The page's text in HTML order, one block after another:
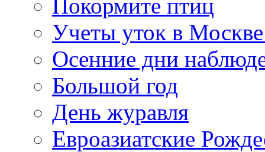
Покормите птиц
Учеты уток в
Осенние дни
Большой год
День журавля
Евроазиатские